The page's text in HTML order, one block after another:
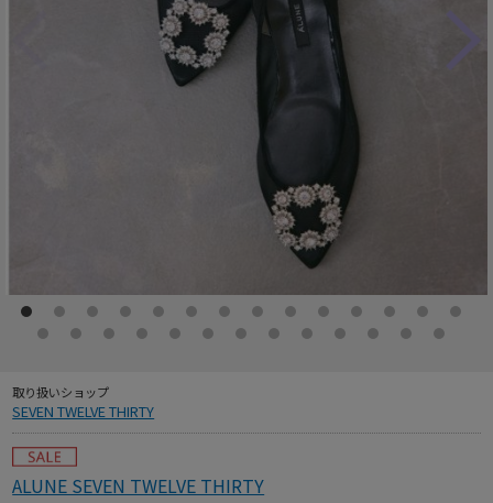
取り扱いショップ
SEVEN TWELVE THIRTY
ALUNE SEVEN TWELVE THIRTY